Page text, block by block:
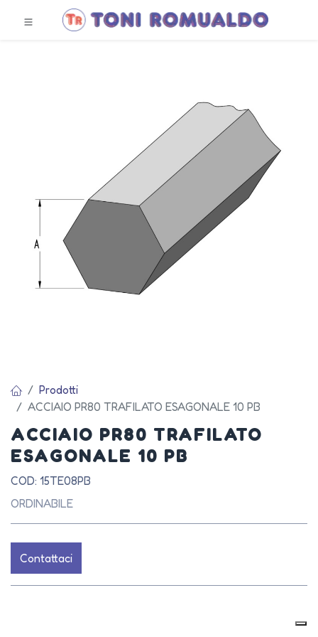
Prodotti
ACCIAIO PR80 TRAFILATO ESAGONALE 10 PB
ACCIAIO PR80 TRAFILATO
ESAGONALE 10 PB
COD: 15TE08PB
ORDINABILE
Contattaci